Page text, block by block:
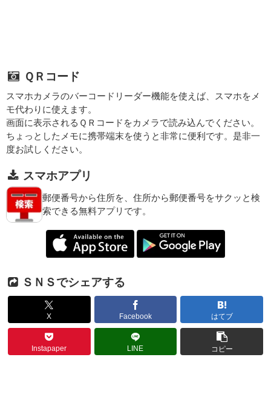
ＱＲコード
スマホカメラのバーコードリーダー機能を使えば、スマホをメ
モ代わりに使えます。
画面に表示されるＱＲコードをカメラで読み込んでください。
ちょっとしたメモに携帯端末を使うと非常に便利です。是非一
度お試しください。
スマホアプリ
郵便番号から住所を、住所から郵便番号をサクッと検
索できる無料アプリです。
ＳＮＳでシェアする
X Facebook はてブ
Instapaper LINE コピー